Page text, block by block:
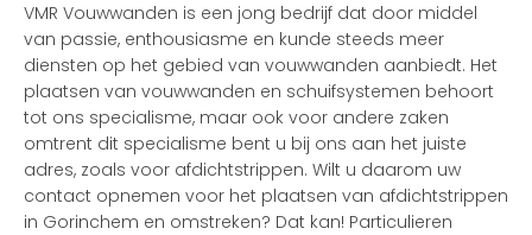
VMR Vouwwanden is een jong bedrijf dat door middel
van passie, enthousiasme en kunde steeds meer
diensten op het gebied van vouwwanden aanbiedt. Het
plaatsen van vouwwanden en schuifsystemen behoort
tot ons specialisme, maar ook voor andere zaken
omtrent dit specialisme bent u bij ons aan het juiste
adres, zoals voor afdichtstrippen. Wilt u daarom uw
contact opnemen voor het plaatsen van afdichtstrippen
in Gorinchem en omstreken? Dat kan! Particulieren